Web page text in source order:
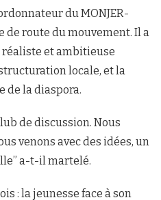
du MONJER-
de route du mouvement. Il a
et ambitieuse
locale, et la
de la diaspora.
de discussion. Nous
venons avec des idées, un
a-t-il martelé.
: la jeunesse face à son